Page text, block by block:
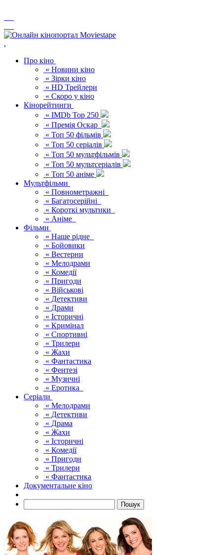
,
Про кіно
« Новини кіно
« Зірки кіно
« HD Трейлери
« Скоро у кіно
Кінорейтинги
« IMDb Top 250
« Премія Оскар
« Топ 50 фільмів
« Топ 50 серіалів
« Топ 50 мультфільмів
« Топ 50 мультсеріалів
« Топ 50 аніме
Мультфільми
« Повнометражні
« Багатосерійні
« Короткі мультики
« Аніме
Фільми
« Наше рідне
« Бойовики
« Вестерни
« Мелодрами
« Комедії
« Пригоди
« Військові
« Детективи
« Драми
« Історичні
« Кримінал
« Спортивні
« Трилери
« Жахи
« Фантастика
« Фентезі
« Музичні
« Еротика
Серіали
« Мелодрами
« Детективи
« Драма
« Жахи
« Історичні
« Комедії
« Пригоди
« Трилери
« Фантастика
Документальне кіно
Пошук